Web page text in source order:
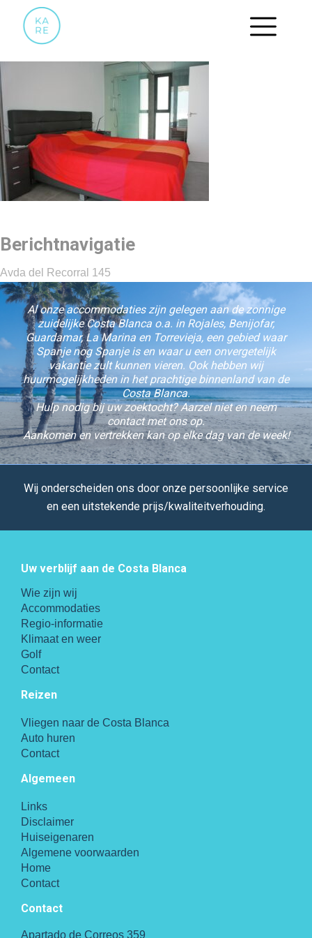
Berichtnavigatie
Avda del Recorral 145
Al onze accommodaties zijn gelegen aan de zonnige
zuidelijke Costa Blanca o.a. in Rojales, Benijofar,
Guardamar, La Marina en Torrevieja, een gebied waar
Spanje nog Spanje is en waar u een onvergetelijk
vakantie zult kunnen vieren. Ook hebben wij
huurmogelijkheden in het prachtige binnenland van de
Costa Blanca.
Hulp nodig bij uw zoektocht? Aarzel niet en neem
contact met ons op.
Aankomen en vertrekken kan op elke dag van de week!
Wij onderscheiden ons door onze persoonlijke service
en een uitstekende prijs/kwaliteitverhouding.
Uw verblijf aan de Costa Blanca
Wie zijn wij
Accommodaties
Regio-informatie
Klimaat en weer
Golf
Contact
Reizen
Vliegen naar de Costa Blanca
Auto huren
Contact
Algemeen
Links
Disclaimer
Huiseigenaren
Algemene voorwaarden
Home
Contact
Contact
Apartado de Correos 359